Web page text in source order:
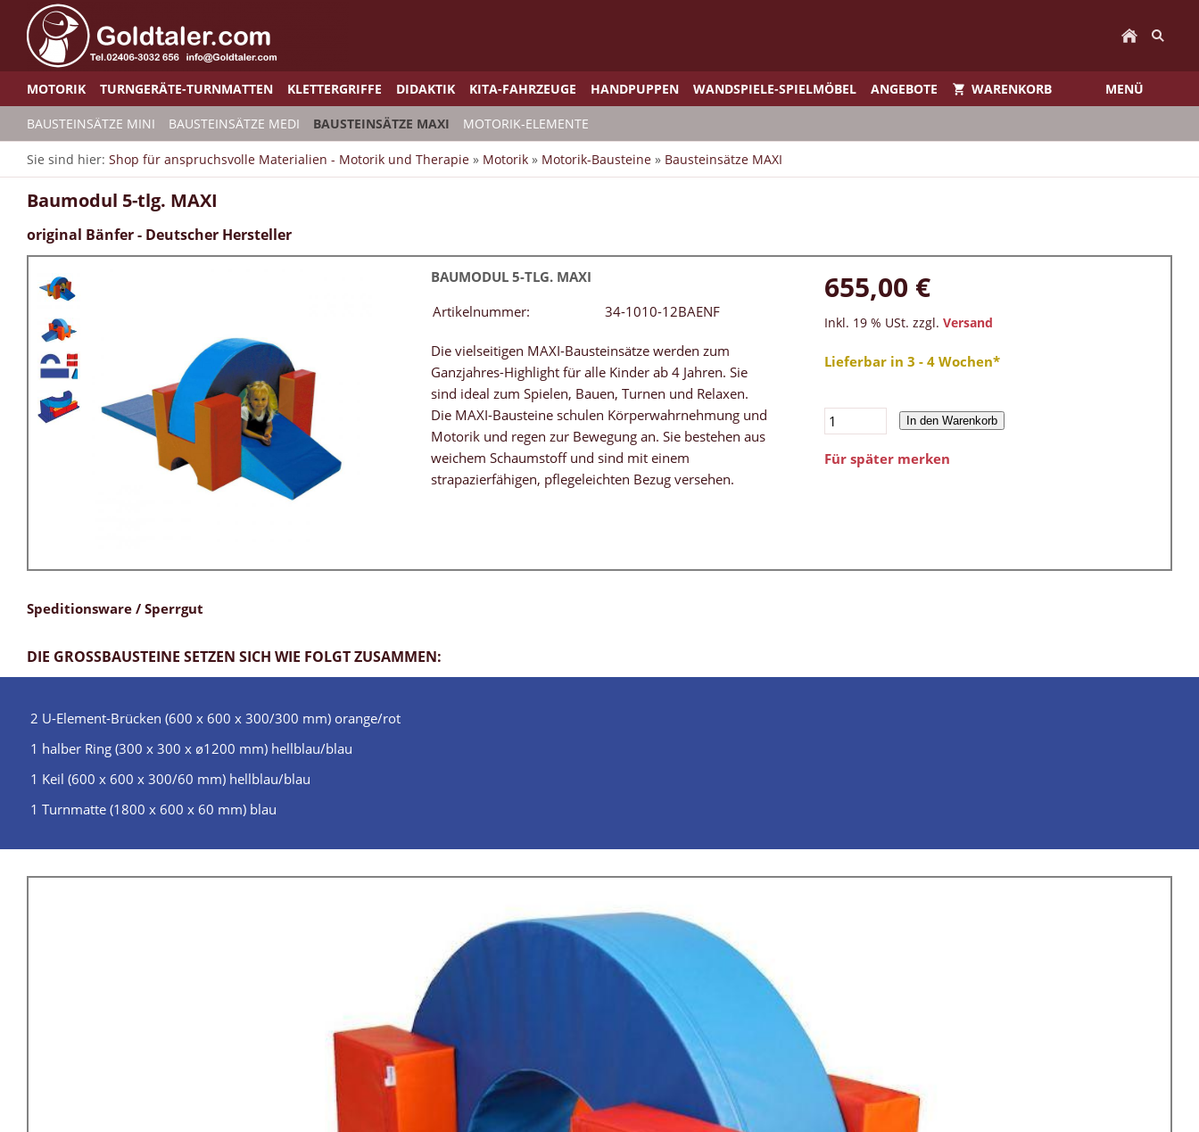
MOTORIK TURNGERÄTE-TURNMATTEN KLETTERGRIFFE DIDAKTIK KITA-FAHRZEUGE HANDPUPPEN WANDSPIELE-SPIELMÖBEL ANGEBOTE WARENKORB MENÜ
BAUSTEINSÄTZE MINI BAUSTEINSÄTZE MEDI BAUSTEINSÄTZE MAXI MOTORIK-ELEMENTE
Sie sind hier: Shop für anspruchsvolle Materialien - Motorik und Therapie » Motorik » Motorik-Bausteine » Bausteinsätze MAXI
Baumodul 5-tlg. MAXI
original Bänfer - Deutscher Hersteller
BAUMODUL 5-TLG. MAXI
Artikelnummer:
34-1010-12BAENF
Die vielseitigen MAXI-Bausteinsätze werden zum
Ganzjahres-Highlight für alle Kinder ab 4 Jahren. Sie
sind ideal zum Spielen, Bauen, Turnen und Relaxen.
Die MAXI-Bausteine schulen Körperwahrnehmung und
Motorik und regen zur Bewegung an. Sie bestehen aus
weichem Schaumstoff und sind mit einem
strapazierfähigen, pflegeleichten Bezug versehen.
655,00 €
Inkl. 19 % USt. zzgl. Versand
Lieferbar in 3 - 4 Wochen*
In den Warenkorb
Für später merken
Speditionsware / Sperrgut
DIE GROSSBAUSTEINE SETZEN SICH WIE FOLGT ZUSAMMEN:
2 U-Element-Brücken (600 x 600 x 300/300 mm) orange/rot
1 halber Ring (300 x 300 x ø1200 mm) hellblau/blau
1 Keil (600 x 600 x 300/60 mm) hellblau/blau
1 Turnmatte (1800 x 600 x 60 mm) blau